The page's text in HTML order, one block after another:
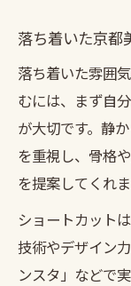
落ち着いた京都
落ち着いた雰囲
むには、まず自
が大切です。静
を重視し、骨格
を提案してくれま
ショートカット
技術やデザイン
ンスタ」などで